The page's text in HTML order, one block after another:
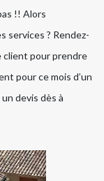
!! Alors
services ? Rendez-
client pour prendre
pour ce mois d’un
devis dès à